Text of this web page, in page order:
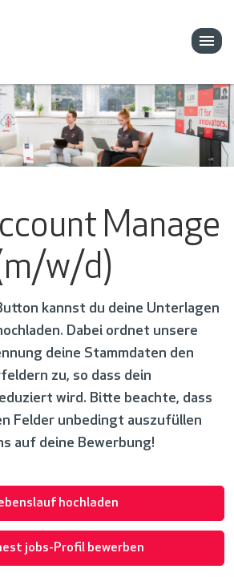
Manage
w/d)
kannst du deine Unterlagen
Dabei ordnet unsere
deine Stammdaten den
zu, so dass dein
wird. Bitte beachte, dass
Felder unbedingt auszufüllen
auf deine Bewerbung!
hochladen
jobs-Profil bewerben